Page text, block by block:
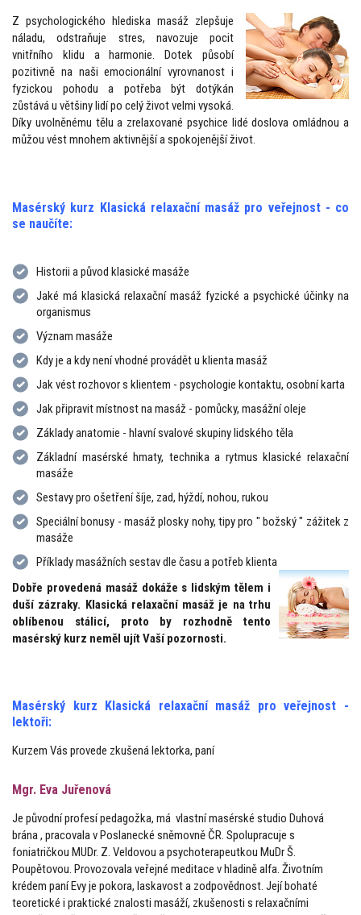
Z psychologického hlediska masáž zlepšuje
náladu, odstraňuje stres, navozuje pocit
vnitřního klidu a harmonie. Dotek působí
pozitivně na naši emocionální vyrovnanost i
fyzickou pohodu a potřeba být dotýkán
zůstává u většiny lidí po celý život velmi vysoká.
Díky uvolněnému tělu a zrelaxované psychice lidé doslova omládnou a
můžou vést mnohem aktivnější a spokojenější život.
Masérský kurz Klasická relaxační masáž pro veřejnost - co
se naučíte:
Historii a původ klasické masáže
Jaké má klasická relaxační masáž fyzické a psychické účinky na
organismus
Význam masáže
Kdy je a kdy není vhodné provádět u klienta masáž
Jak vést rozhovor s klientem - psychologie kontaktu, osobní karta
Jak připravit místnost na masáž - pomůcky, masážní oleje
Základy anatomie - hlavní svalové skupiny lidského těla
Základní masérské hmaty, technika a rytmus klasické relaxační
masáže
Sestavy pro ošetření šíje, zad, hýždí, nohou, rukou
Speciální bonusy - masáž plosky nohy, tipy pro " božský " zážitek z
masáže
Příklady masážních sestav dle času a potřeb klienta
Dobře provedená masáž dokáže s lidským tělem i
duší zázraky. Klasická relaxační masáž je na trhu
oblíbenou stálicí, proto by rozhodně tento
masérský kurz neměl ujít Vaší pozornosti.
Masérský kurz Klasická relaxační masáž pro veřejnost -
lektoři:
Kurzem Vás provede zkušená lektorka, paní
Mgr. Eva Juřenová
Je původní profesí pedagožka, má vlastní masérské studio Duhová
brána , pracovala v Poslanecké sněmovně ČR. Spolupracuje s
foniatričkou MUDr. Z. Veldovou a psychoterapeutkou MuDr Š.
Poupětovou. Provozovala veřejné meditace v hladině alfa. Životním
krédem paní Evy je pokora, laskavost a zodpovědnost. Její bohaté
teoretické i praktické znalosti masáží, zkušenosti s relaxačními